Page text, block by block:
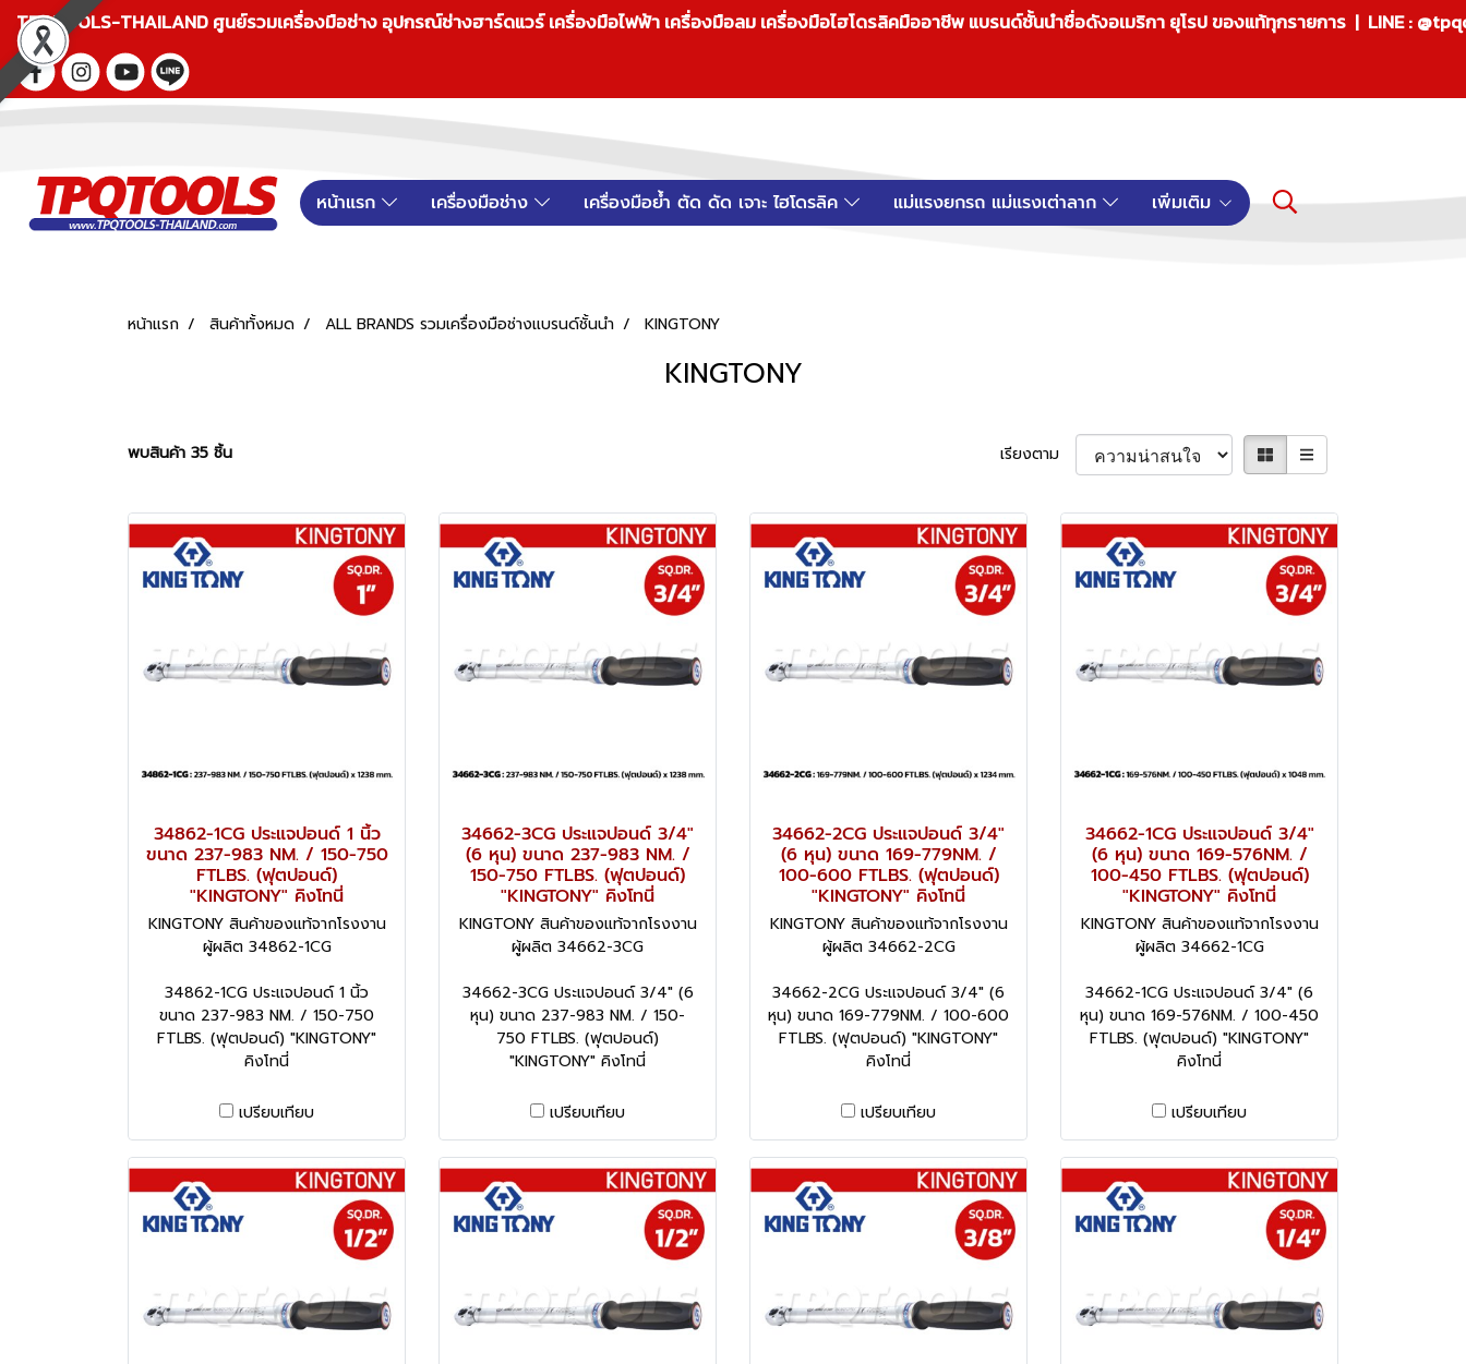
TPQTOOLS-THAILAND ศูนย์รวมเครื่องมือช่าง อุปกรณ์ช่างฮาร์ดแวร์ เครื่องมือไฟฟ้า เครื่องมือลม เครื่องมือไฮโดรลิคมืออาชีพ แบรนด์ชั้นนำชื่อดังอเมริกา ยุโรป ของแท้ทุกรายการ | LINE :
หน้าแรก เครื่องมือช่าง เครื่องมือย้ำ ตัด ดัด เจาะ ไฮโดรลิค แม่แรงยกรถ แม่แรงเต่าลาก เพิ่มเติม
หน้าแรก สินค้าทั้งหมด ALL BRANDS รวมเครื่องมือช่างแบรนด์ชั้นนำ KINGTONY
KINGTONY
พบสินค้า 35 ชิ้น เรียงตาม
34862-1CG ประแจปอนด์ 1 นิ้ว
ขนาด 237-983 NM. / 150-750
FTLBS. (ฟุตปอนด์)
"KINGTONY" คิงโทนี่
KINGTONY สินค้าของแท้จากโรงงาน
ผู้ผลิต 34862-1CG
34862-1CG ประแจปอนด์ 1 นิ้ว
ขนาด 237-983 NM. / 150-750
FTLBS. (ฟุตปอนด์) "KINGTONY"
คิงโทนี่
เปรียบเทียบ
34662-3CG ประแจปอนด์ 3/4"
(6 หุน) ขนาด 237-983 NM. /
150-750 FTLBS. (ฟุตปอนด์)
"KINGTONY" คิงโทนี่
KINGTONY สินค้าของแท้จากโรงงาน
ผู้ผลิต 34662-3CG
34662-3CG ประแจปอนด์ 3/4" (6
หุน) ขนาด 237-983 NM. / 150-
750 FTLBS. (ฟุตปอนด์)
"KINGTONY" คิงโทนี่
เปรียบเทียบ
34662-2CG ประแจปอนด์ 3/4"
(6 หุน) ขนาด 169-779NM. /
100-600 FTLBS. (ฟุตปอนด์)
"KINGTONY" คิงโทนี่
KINGTONY สินค้าของแท้จากโรงงาน
ผู้ผลิต 34662-2CG
34662-2CG ประแจปอนด์ 3/4" (6
หุน) ขนาด 169-779NM. / 100-600
FTLBS. (ฟุตปอนด์) "KINGTONY"
คิงโทนี่
เปรียบเทียบ
34662-1CG ประแจปอนด์ 3/4"
(6 หุน) ขนาด 169-576NM. /
100-450 FTLBS. (ฟุตปอนด์)
"KINGTONY" คิงโทนี่
KINGTONY สินค้าของแท้จากโรงงาน
ผู้ผลิต 34662-1CG
34662-1CG ประแจปอนด์ 3/4" (6
หุน) ขนาด 169-576NM. / 100-450
FTLBS. (ฟุตปอนด์) "KINGTONY"
คิงโทนี่
เปรียบเทียบ